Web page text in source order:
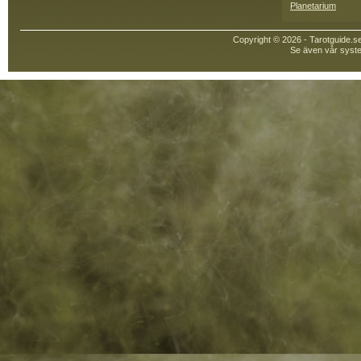
Planetarium
Copyright © 2026 -
Se även vår